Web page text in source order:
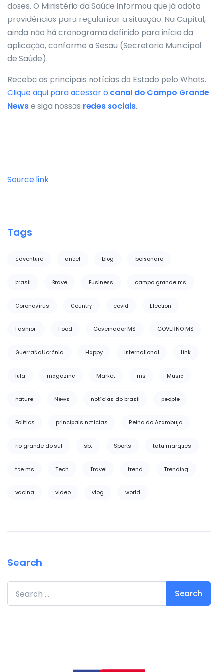
doses. O Ministério da Saúde informou que já adota
providências para regularizar a situação. Na Capital,
ainda não há cronograma definido para início da
aplicação, conforme a Sesau (Secretaria Municipal
de Saúde).
Receba as principais notícias do Estado pelo Whats.
Clique aqui para acessar o canal do Campo Grande
Newse siga nossas redes sociais.
Source link
Tags
adventure aneel blog bolsonaro
brasil Brave Business campo grande ms
Coronavírus Country covid Election
Fashion Food Governador MS GOVERNO MS
GuerraNaUcrânia Happy International Link
lula magazine Market ms Music
nature News notícias do brasil people
Politics principais notícias Reinaldo Azambuja
rio grande do sul sbt Sports tata marques
tce ms Tech Travel trend Trending
vacina video vlog world
Search
Search for: